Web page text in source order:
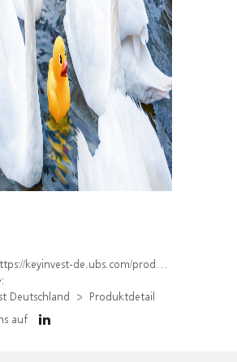
keyinvest-de.ubs.com/produkt/detail/index/isin/DE000WA626E7
Deutschland
Produktdetail
auf